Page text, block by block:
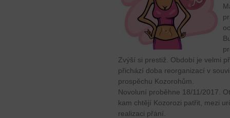
Zvýší si prestiž. Období je velmi
přichází doba reorganizací v
prospěchu Kozorohům.
Novoluní proběhne 18/11/2017.
kam chtějí Kozorozi patřit, mezi
realizaci přání.